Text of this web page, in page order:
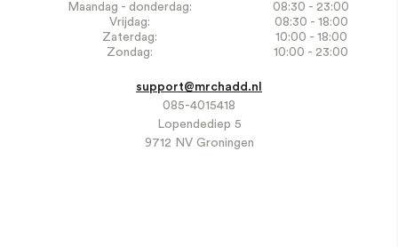
Maandag - donderdag:
08:30 - 23:00
Vrijdag:
08:30 - 18:00
Zaterdag:
10:00 - 18:00
Zondag:
10:00 - 23:00
support@mrchadd.nl
085-4015418
Lopendediep 5
9712 NV Groningen